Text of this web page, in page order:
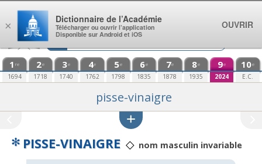
Aller au contenu
1 re
1694
2e
1718
3e
1740
4e
1762
5e
1798
6e
1835
7e
1878
8e
1935
9e
2024
10e
E.C.
pisse-vinaigre
✻ PISSE-VINAIGRE ◇ nom masculin invariable
×
Dictionnaire de l’Académie
Télécharger ou ouvrir l’application
Disponible sur Android et iOS
OUVRIR